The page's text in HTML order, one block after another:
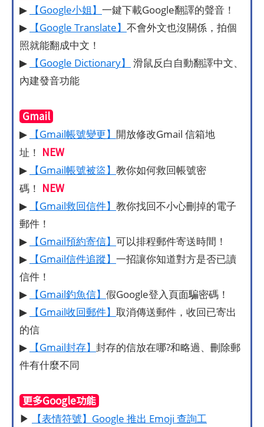
▶ 【Google小姐】 一鍵下載Google翻譯的聲音！
▶
【Google Translate】 不會外文也沒關係，拍個
照就能翻成中文！
▶
【Google Dictionary】
滑鼠反白自動翻譯中文、
內建發音功能
Gmail
▶ 【Gmail帳號變更】 開放修改Gmail 信箱地
址！ NEW
▶ 【Gmail帳號被盜】 教你如何救回帳號密
碼！ NEW
▶ 【Gmail救回信件】 教你找回不小心刪掉的電子
郵件！
▶
【Gmail預約寄信】 可以排程郵件寄送時間！
▶
【Gmail信件追蹤】 一招讓你知道對方是否已讀
信件！
▶
【Gmail釣魚信】 假Google登入頁面騙密碼！
▶
【Gmail收回郵件】 取消傳送郵件，收回已寄出
的信
▶
【Gmail封存】 封存的信放在哪?和略過、刪除郵
件有什麼不同
更多Google功能
▶ 【表情符號】Google 推出 Emoji 查詢工